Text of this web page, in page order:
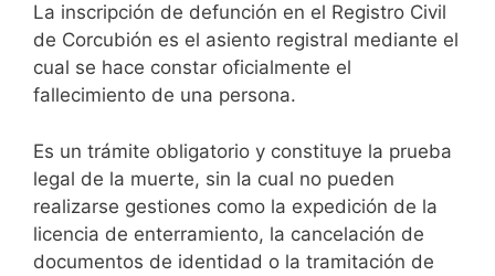
La inscripción de defunción en el Registro Civil
de Corcubión es el asiento registral mediante el
cual se hace constar oficialmente el
fallecimiento de una persona.
Es un trámite obligatorio y constituye la prueba
legal de la muerte, sin la cual no pueden
realizarse gestiones como la expedición de la
licencia de enterramiento, la cancelación de
documentos de identidad o la tramitación de